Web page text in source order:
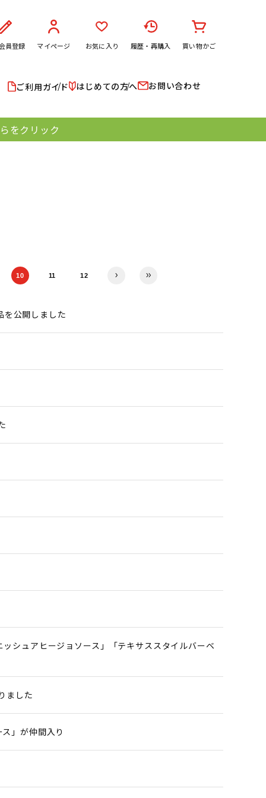
員登録 マイページ お気に入り 履歴・再購入 買い物かご
ご利用ガイド はじめての方へ お問い合わせ
をクリック
10 11 12
を公開しました
シュアヒージョソース」「テキサススタイルバーベ
ました
」が仲間入り